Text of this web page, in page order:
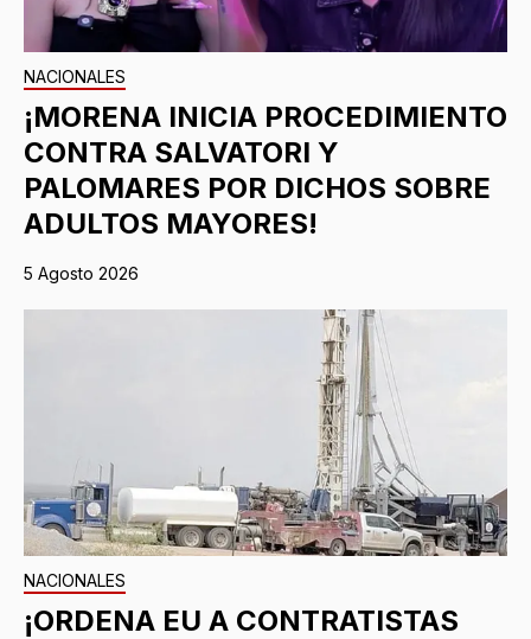
NACIONALES
¡MORENA INICIA PROCEDIMIENTO
CONTRA SALVATORI Y
PALOMARES POR DICHOS SOBRE
ADULTOS MAYORES!
5 Agosto 2026
NACIONALES
¡ORDENA EU A CONTRATISTAS